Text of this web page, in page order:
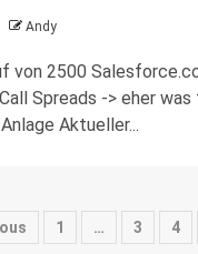
Andy
von 2500
Spreads -> eher was
Aktueller...
1 … 3 4